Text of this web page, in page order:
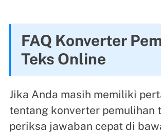
FAQ Konverter
Teks Online
Jika Anda masih memiliki
tentang konverter pemulihan
periksa jawaban cepat di